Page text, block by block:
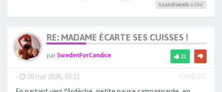
ssandraexib a liké
RE: MADAME ÉCARTE SES CUISSES !
parSwedenForCandice 21
- 09 mai 2026, 03:11
#2940335